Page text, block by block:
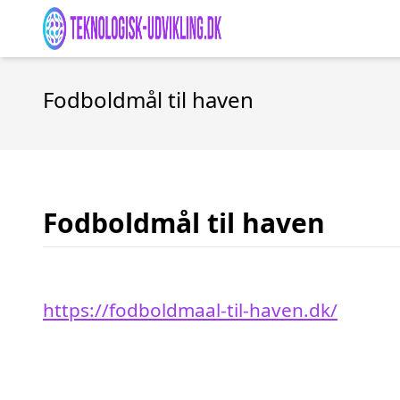
Fodboldmål til haven
Fodboldmål til haven
https://fodboldmaal-til-haven.dk/